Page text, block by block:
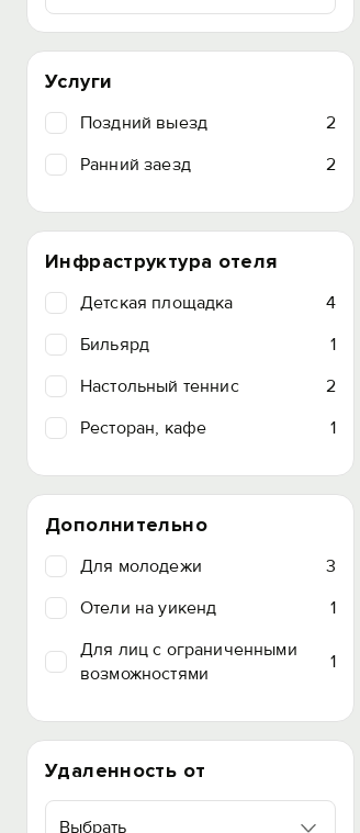
Услуги
Поздний выезд
2
Ранний заезд
2
Инфраструктура отеля
Детская площадка
4
Бильярд
1
Настольный теннис
2
Ресторан, кафе
1
Дополнительно
Для молодежи
3
Отели на уикенд
1
Для лиц с ограниченными
возможностями
1
Удаленность от
Выбрать